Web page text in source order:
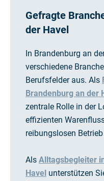
Gefragte
der Havel
In Brandenburg an
verschiedene
Berufsfelder aus. Als
Brandenburg an der
zentrale Rolle in der
effizienten
reibungslosen
Als Alltagsbegleiter
Havel unterstützen